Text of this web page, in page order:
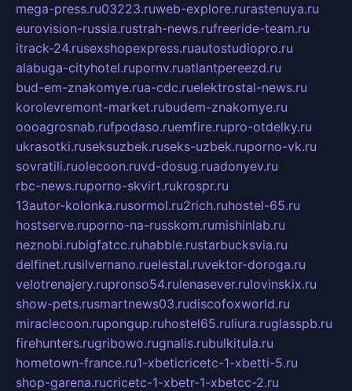
mega-press.ru03223.ruweb-explore.rurastenuya.ru
eurovision-russia.rustrah-news.rufreeride-team.ru
itrack-24.rusexshopexpress.ruautostudiopro.ru
alabuga-cityhotel.rupornv.ruatlantpereezd.ru
bud-em-znakomye.rua-cdc.ruelektrostal-news.ru
korolevremont-market.rubudem-znakomye.ru
oooagrosnab.rufpodaso.ruemfire.rupro-otdelky.ru
ukrasotki.ruseksuzbek.ruseks-uzbek.ruporno-vk.ru
sovratili.ruolecoon.ruvd-dosug.ruadonyev.ru
rbc-news.ruporno-skvirt.rukrospr.ru
13autor-kolonka.rusormol.ru2rich.ruhostel-65.ru
hostserve.ruporno-na-russkom.rumishinlab.ru
neznobi.rubigfatcc.ruhabble.rustarbucksvia.ru
delfinet.rusilvernano.ruelestal.ruvektor-doroga.ru
velotrenajery.rupronso54.rulenasever.rulovinskix.ru
show-pets.rusmartnews03.rudiscofoxworld.ru
miraclecoon.rupongup.ruhostel65.ruliura.ruglasspb.ru
firehunters.rugribowo.rugnalis.rubulkitula.ru
hometown-france.ru1-xbeticricetc-1-xbetti-5.ru
shop-garena.rucricetc-1-xbetr-1-xbetcc-2.ru